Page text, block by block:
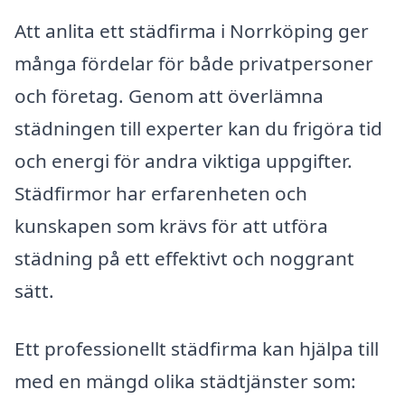
Att anlita ett städfirma i Norrköping ger
många fördelar för både privatpersoner
och företag. Genom att överlämna
städningen till experter kan du frigöra tid
och energi för andra viktiga uppgifter.
Städfirmor har erfarenheten och
kunskapen som krävs för att utföra
städning på ett effektivt och noggrant
sätt.
Ett professionellt städfirma kan hjälpa till
med en mängd olika städtjänster som: